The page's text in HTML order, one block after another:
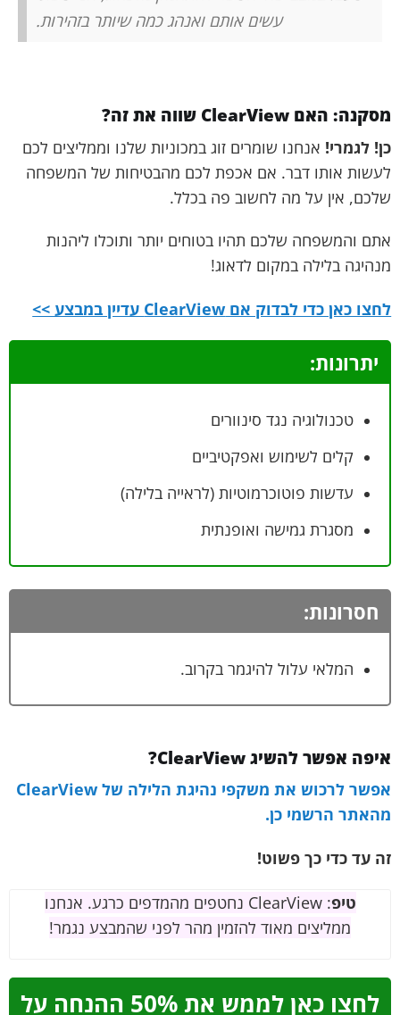
עשים אותם ואנהג כמה שיותר בזהירות.
מסקנה: האם ClearView שווה את זה?
כן! לגמרי! אנחנו שומרים זוג במכוניות שלנו וממליצים לכם
לעשות אותו דבר. אם אכפת לכם מהבטיחות של המשפחה
שלכם, אין על מה לחשוב פה בכלל.
אתם והמשפחה שלכם תהיו בטוחים יותר ותוכלו ליהנות
מנהיגה בלילה במקום לדאוג!
לחצו כאן כדי לבדוק אם ClearView עדיין במבצע >>
יתרונות:
טכנולוגיה נגד סינוורים
קלים לשימוש ואפקטיביים
עדשות פוטוכרמוטיות (לראייה בלילה)
מסגרת גמישה ואופנתית
חסרונות:
המלאי עלול להיגמר בקרוב.
איפה אפשר להשיג ClearView?
אפשר לרכוש את משקפי נהיגת הלילה של ClearView
מהאתר הרשמי כן.
זה עד כדי כך פשוט!
טיפ
: ClearView נחטפים מהמדפים כרגע. אנחנו
ממליצים מאוד להזמין מהר לפני שהמבצע נגמר!
לחצו כאן לממש את 50% ההנחה על